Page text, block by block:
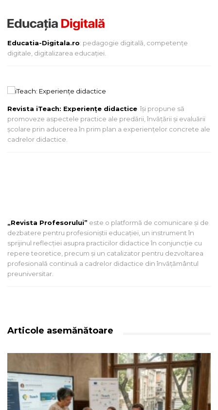
Educatia-Digitala.ro: pedagogie digitală, competențe
digitale, digitalizarea educației.
Revista iTeach: Experienţe didactice îşi propune să
promoveze aspectele practice ale predării, învăţării şi evaluării
şcolare prin aducerea în prim plan a experienţelor concrete ale
cadrelor didactice.
„Revista Profesorului” este o platformă de comunicare și de
dezbatere pentru profesioniștii educației, un instrument în
sprijinul reflecției asupra practicilor didactice în conjuncție cu
repere teoretice, precum și un catalizator pentru dezvoltarea
profesională continuă a cadrelor didactice din învățământul
preuniversitar.
Articole asemănătoare